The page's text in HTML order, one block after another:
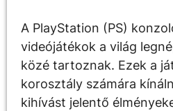
A PlayStation (PS)
videójátékok a világ
közé tartoznak. Ezek a
korosztály számára
kihívást jelentő